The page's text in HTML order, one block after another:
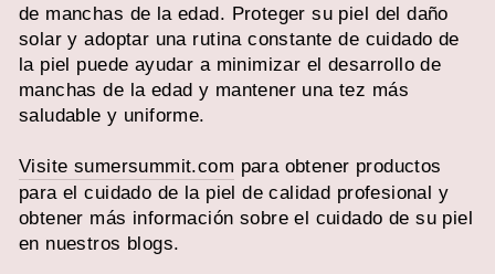
de manchas de la edad. Proteger su piel del daño
solar y adoptar una rutina constante de cuidado de
la piel puede ayudar a minimizar el desarrollo de
manchas de la edad y mantener una tez más
saludable y uniforme.
Visite sumersummit.com para obtener productos
para el cuidado de la piel de calidad profesional y
obtener más información sobre el cuidado de su piel
en nuestros blogs.